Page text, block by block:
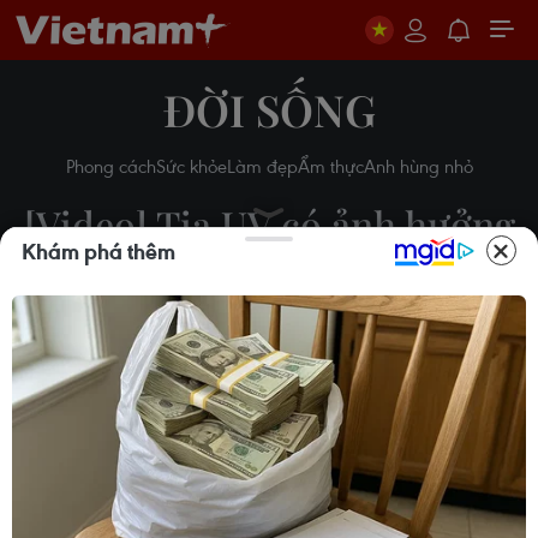
ĐỜI SỐNG
Phong cáchSức khỏeLàm đẹpẨm thựcAnh hùng nhỏ
[Video] Tia UV có ảnh hưởng
gì tới sức khỏe và cách hạn
chế
28/06/2019 09:20
Theo dõi VietnamPlus
Khám phá thêm